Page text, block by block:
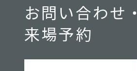
お問い合わせ・
来場予約